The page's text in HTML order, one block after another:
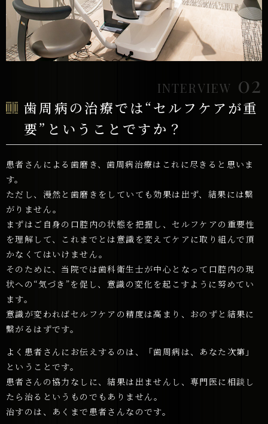
歯周病の治療では“セルフケアが重
要” ということですか？
INTERVIEW 02
患者さんによる歯磨き、歯周病治療はこれに尽きると思いま
す。
ただし、漫然と歯磨きをしていても効果は出ず、結果には繋
がりません。
まずはご自身の口腔内の状態を把握し、セルフケアの重要性
を理解して、これまでとは意識を変えてケアに取り組んで頂
かなくてはいけません。
そのために、当院では歯科衛生士が中心となって口腔内の現
状への“気づき”を促し、意識の変化を起こすように努めてい
ます。
意識が変わればセルフケアの精度は高まり、おのずと結果に
繋がるはずです。
よく患者さんにお伝えするのは、「歯周病は、あなた次第」
ということです。
患者さんの協力なしに、結果は出ませんし、専門医に相談し
たら治るというものでもありません。
治すのは、あくまで患者さんなのです。